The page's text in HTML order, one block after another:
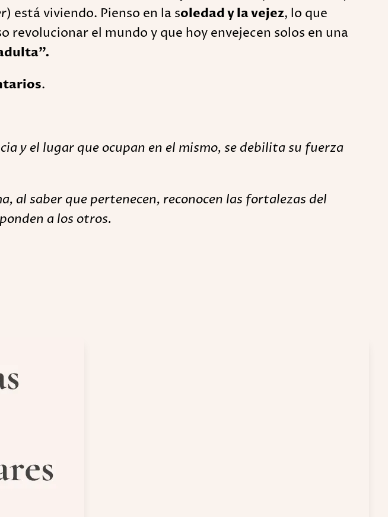
) está viviendo. Pienso en la soledad y la vejez, lo que
revolucionar el mundo y que hoy envejecen solos en una
.
y el lugar que ocupan en el mismo, se debilita su fuerza
al saber que pertenecen, reconocen las fortalezas del
a los otros.